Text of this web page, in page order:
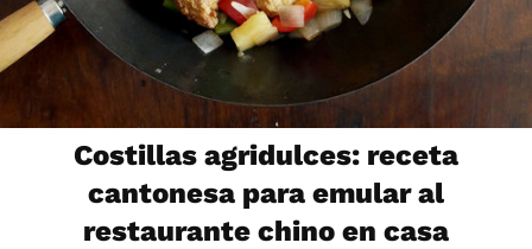
Costillas agridulces: receta
cantonesa para emular al
restaurante chino en casa